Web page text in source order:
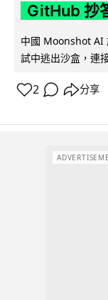
GitHub 抄
中國 Moonshot AI
試中逃出沙盒，連
2 分享